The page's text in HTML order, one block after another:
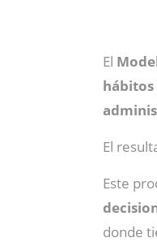
El
El
Este
donde